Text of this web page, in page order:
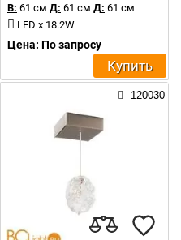
В: 61 см Д: 61 см Д: 61 см
LED x 18.2W
Цена: По запросу
Купить
120030